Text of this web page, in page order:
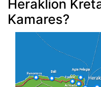
Heraklion
Kamares?